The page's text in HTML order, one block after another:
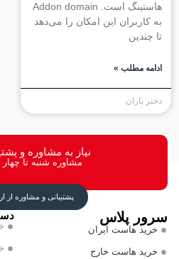
هاستینگ است. Addon domain
این امکان را می‌دهد
مطلب »
نیاز به مشاوره و پشتیبانی
مشاوره شنبه تا چهار شنبه، 9 صبح تا 15 عصر
پشتیبانی و مشاوره از ارسال
پلاس
هاست ایران
هاست خارج
دسترسی
خرید
خرید